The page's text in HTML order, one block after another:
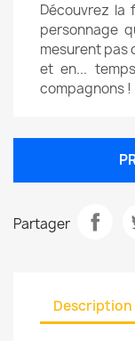
Découvrez la
personnage
mesurent pas
et en...
compagnons !
Partager
Description